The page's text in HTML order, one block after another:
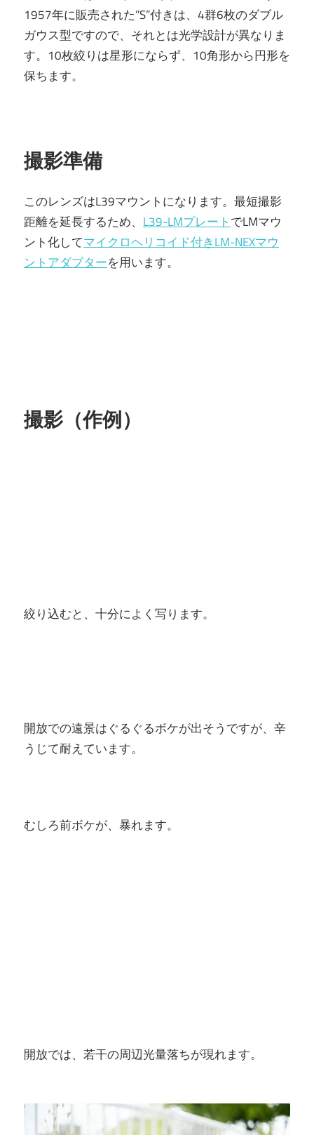
1957年に販売された”S”付きは、4群6枚のダブル
ガウス型ですので、それとは光学設計が異なりま
す。10枚絞りは星形にならず、10角形から円形を
保ちます。
撮影準備
このレンズはL39マウントになります。最短撮影
距離を延長するため、 L39-LMプレートでLMマウ
ント化してマイクロヘリコイド付きLM-NEXマウ
ントアダプターを用います。
撮影（作例）
絞り込むと、十分によく写ります。
開放での遠景はぐるぐるボケが出そうですが、辛
うじて耐えています。
むしろ前ボケが、暴れます。
開放では、若干の周辺光量落ちが現れます。